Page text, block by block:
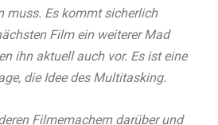
muss. Es kommt sicherlich
Film ein weiterer Mad
ihn aktuell auch vor. Es ist eine
die Idee des Multitasking.
Filmemachern darüber und